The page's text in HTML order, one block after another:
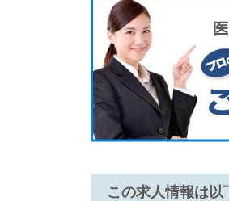
この求人情報は